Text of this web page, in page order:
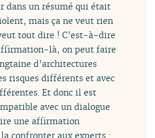
dans un résumé qui était
mais ça ne veut rien
tout dire ! C’est-à-dire
là, on peut faire
d’architectures
risques différents et avec
Et donc il est
avec un dialogue
une affirmation
confronter aux experts :